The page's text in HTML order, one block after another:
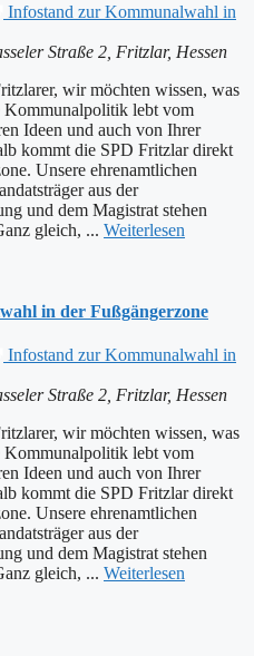
Infostand zur Kommunalwahl in
Straße 2, Fritzlar, Hessen
wir möchten wissen, was
Kommunalpolitik lebt vom
Ideen und auch von Ihrer
kommt die SPD Fritzlar direkt
Unsere ehrenamtlichen
aus der
und dem Magistrat stehen
gleich, ... Weiterlesen
in der Fußgängerzone
Infostand zur Kommunalwahl in
Straße 2, Fritzlar, Hessen
wir möchten wissen, was
Kommunalpolitik lebt vom
Ideen und auch von Ihrer
kommt die SPD Fritzlar direkt
Unsere ehrenamtlichen
aus der
und dem Magistrat stehen
gleich, ... Weiterlesen